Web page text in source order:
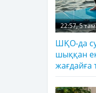
22:57, 5
ШҚО-да
шыққан
жағдайға